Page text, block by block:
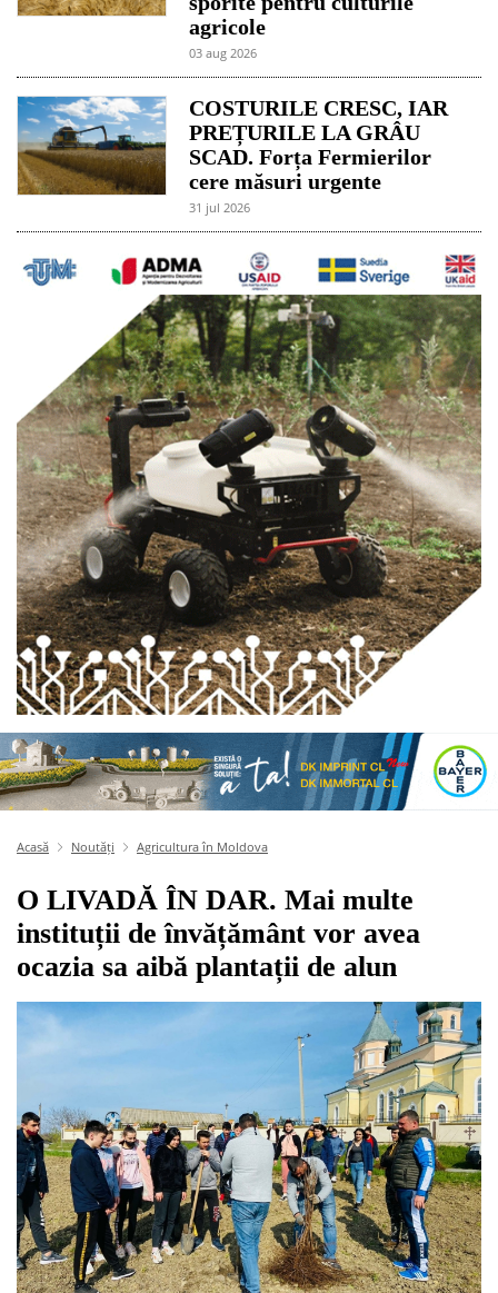
agricole
03 aug 2026
COSTURILE CRESC, IAR
PREȚURILE LA GRÂU
SCAD. Forța Fermierilor
cere măsuri urgente
31 jul 2026
Acasă Noutăți Agricultura în Moldova
O LIVADĂ ÎN DAR. Mai multe
instituții de învățământ vor avea
ocazia sa aibă plantații de alun